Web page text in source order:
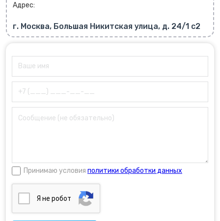
Адрес:
г. Москва, Большая Никитская улица, д. 24/1 с2
Принимаю условия политики обработки данных
Я нe poбoт